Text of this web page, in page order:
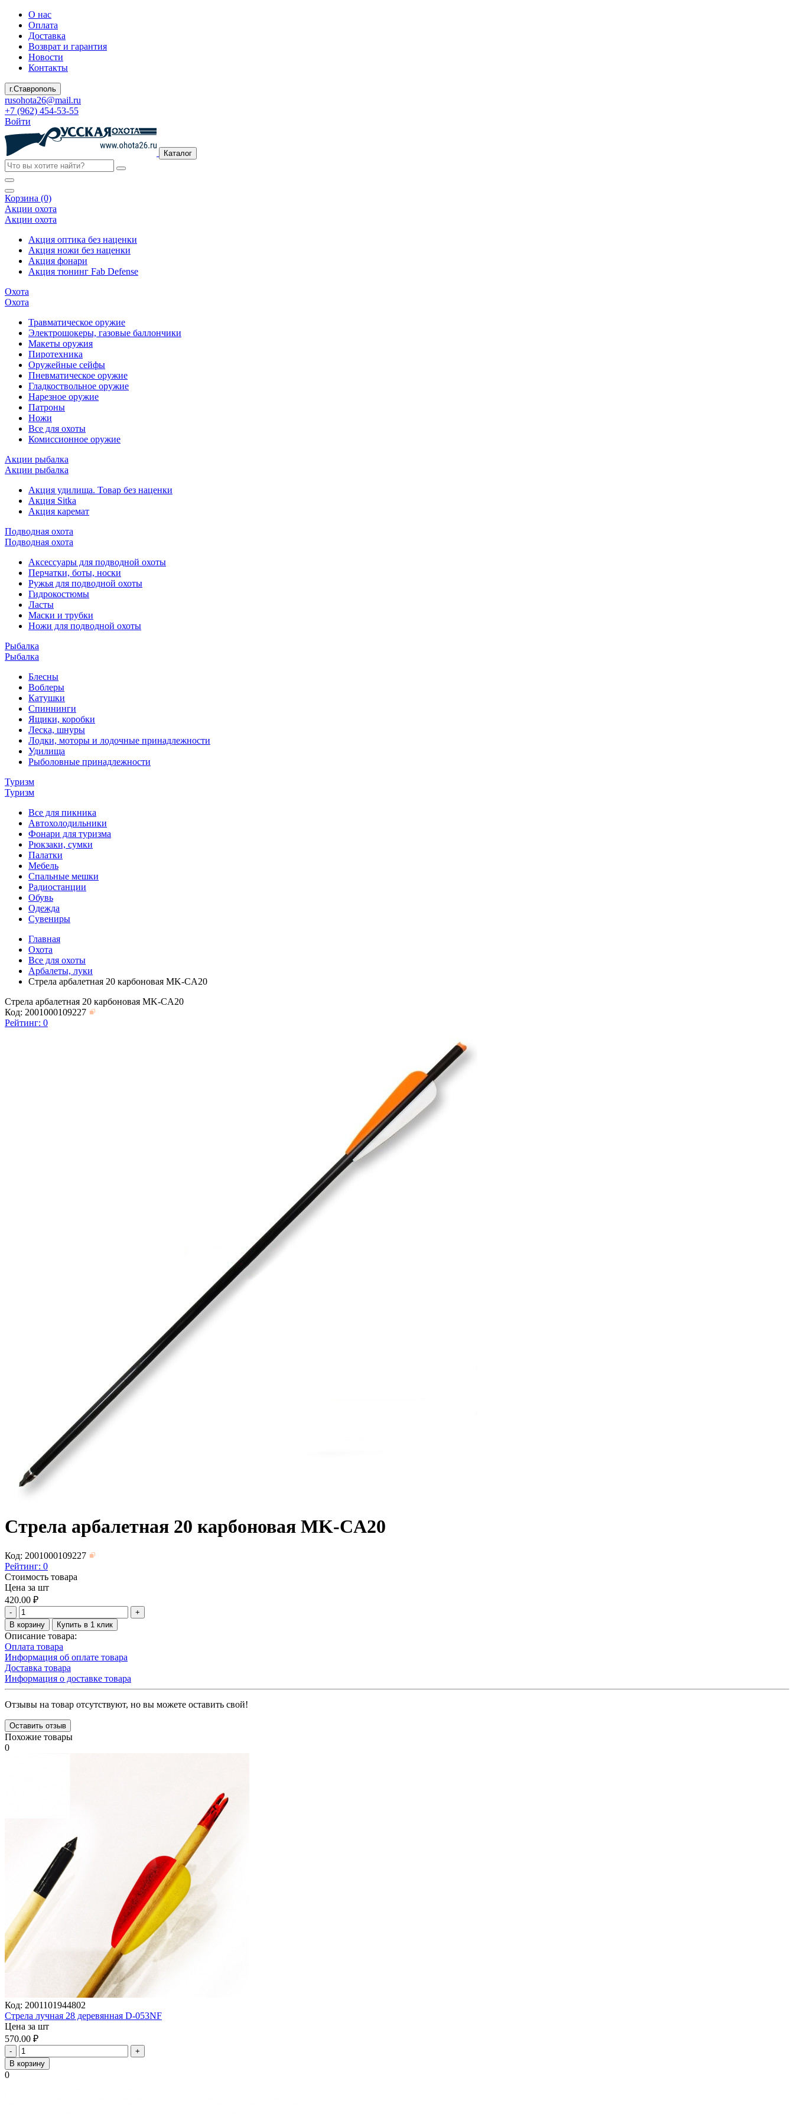
О нас
Оплата
Доставка
Возврат и гарантия
Новости
Контакты
г.Ставрополь
rusohota26@mail.ru
+7 (962) 454-53-55
Войти
Каталог
Корзина (0)
Акции охота
Акции охота
Акция оптика без наценки
Акция ножи без наценки
Акция фонари
Акция тюнинг Fab Defense
Охота
Охота
Травматическое оружие
Электрошокеры, газовые баллончики
Макеты оружия
Пиротехника
Оружейные сейфы
Пневматическое оружие
Гладкоствольное оружие
Нарезное оружие
Патроны
Ножи
Все для охоты
Комиссионное оружие
Акции рыбалка
Акции рыбалка
Акция удилища. Товар без наценки
Акция Sitka
Акция каремат
Подводная охота
Подводная охота
Аксессуары для подводной охоты
Перчатки, боты, носки
Ружья для подводной охоты
Гидрокостюмы
Ласты
Маски и трубки
Ножи для подводной охоты
Рыбалка
Рыбалка
Блесны
Воблеры
Катушки
Спиннинги
Ящики, коробки
Леска, шнуры
Лодки, моторы и лодочные принадлежности
Удилища
Рыболовные принадлежности
Туризм
Туризм
Все для пикника
Автохолодильники
Фонари для туризма
Рюкзаки, сумки
Палатки
Мебель
Спальные мешки
Радиостанции
Обувь
Одежда
Сувениры
Главная
Охота
Все для охоты
Арбалеты, луки
Стрела арбалетная 20 карбоновая MK-CA20
Стрела арбалетная 20 карбоновая MK-CA20
Код: 2001000109227
Рейтинг: 0
Стрела арбалетная 20 карбоновая MK-CA20
Код: 2001000109227
Рейтинг: 0
Стоимость товара
Цена за шт
420.00 ₽
-
+
В корзину
Купить в 1 клик
Описание товара:
Оплата товара
Информация об оплате товара
Доставка товара
Информация о доставке товара
Отзывы на товар отсутствуют, но вы можете оставить свой!
Оставить отзыв
Похожие товары
0
Код: 2001101944802
Стрела лучная 28 деревянная D-053NF
Цена за шт
570.00 ₽
-
+
В корзину
0